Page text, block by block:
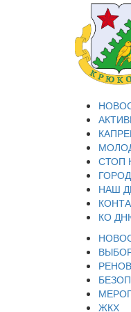
СТОП
НАШ
КО
ЖКХ